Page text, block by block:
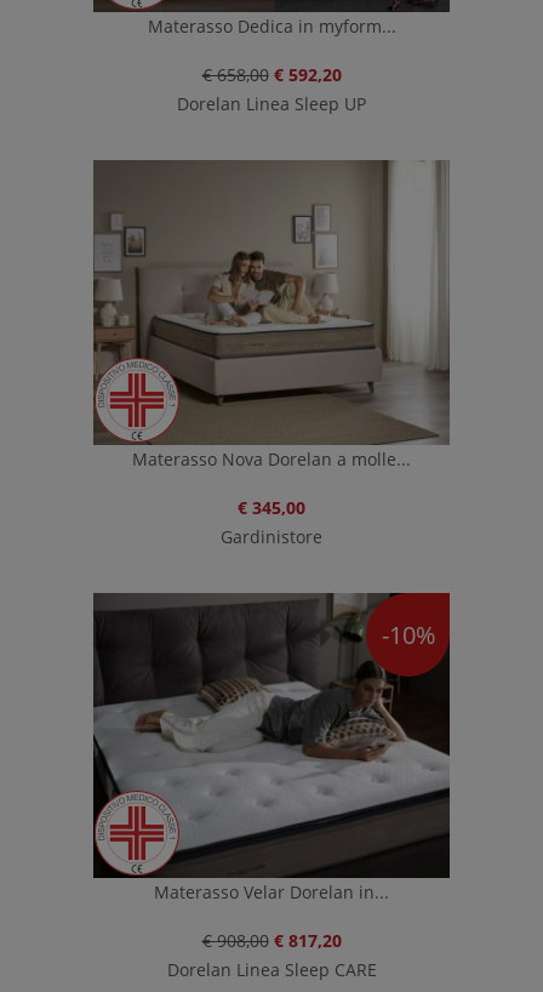
Materasso Dedica in myform...
€ 658,00 € 592,20
Dorelan Linea Sleep UP
Materasso Nova Dorelan a molle...
€ 345,00
Gardinistore
-10%
Materasso Velar Dorelan in...
€ 908,00 € 817,20
Dorelan Linea Sleep CARE